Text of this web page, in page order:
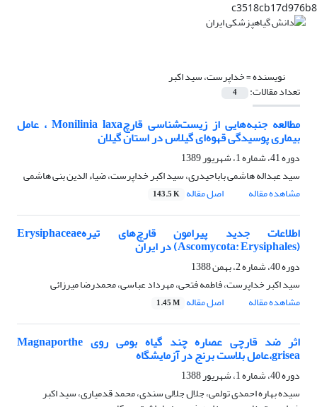
c3518cb17d976b8
نویسنده =خداپرست، سید اکبر
تعداد مقالات: 4
مطالعه جنبه‌هایی از زیست‌شناسی قارچMonilinia laxa ، عامل
بیماری پوسیدگی قهوه‌ای گیلاس در استان گیلان
دوره 41، شماره 1، شهریور 1389
سید عبداله هاشمی باباحیدری، سید اکبر خداپرست، ضیاء الدین بنی هاشمی
مشاهده مقاله
اصل مقاله 143.5 K
اطلاعات جدید پیرامون قارچ‌های تیرهErysiphaceae
(Ascomycota: Erysiphales) در ایران
دوره 40، شماره 2، بهمن 1388
سید اکبر خداپرست، فاطمه فتحی، مهرداد عباسی، محمدرضا میرزائی
مشاهده مقاله
اصل مقاله 1.45 M
اثر ضد قارچی عصاره چند گیاه بومی روی Magnaporthe
grisea،عامل بلاست برنج در آزمایشگاه
دوره 40، شماره 1، شهریور 1388
سیده بهاره احمدی تولمی، جلال جلالی سندی، محمد قدمیاری، سید اکبر